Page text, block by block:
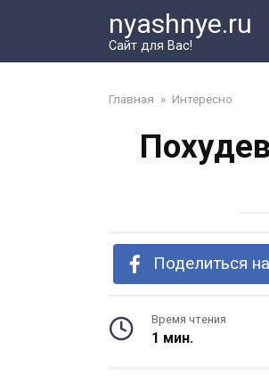
nyashnye.ru
Сайт для Вас!
Главная » Интересно
Поделиться
Время чтения
1 мин.